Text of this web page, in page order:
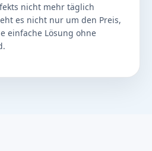
nicht mehr täglich
es nicht nur um den Preis,
einfache Lösung ohne